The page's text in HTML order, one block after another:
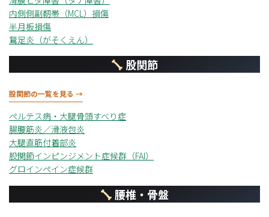
内側側副靭帯（MCL）損傷
半月板損傷
鵞足炎（がそくえん）
股関節
股関節の一覧を見る →
ペルテス病・大腿骨頭すべり症
腸腰筋炎／滑液包炎
大腿直筋付着部炎
股関節インピンジメント症候群（FAI）
グロインペイン症候群
腰椎・骨盤